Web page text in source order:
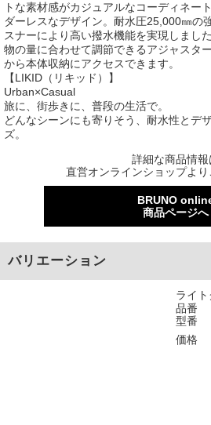
トな素材感がカジュアルなコーディネー
ダーレスなデザイン。耐水圧25,000㎜の
スナーにより高い撥水機能を実現しまし
物の量に合わせて調節できるアジャスタ
から本体収納にアクセスできます。
【LIKID（リキッド）】
Urban×Casual
旅に、街歩きに、普段の生活で。
どんなシーンにも寄りそう、耐水性とデ
ズ。
詳細な商品情報
直営オンラインショップより
BRUNO
商品ページへ
バリエーション
ライ
品番
型番
価格